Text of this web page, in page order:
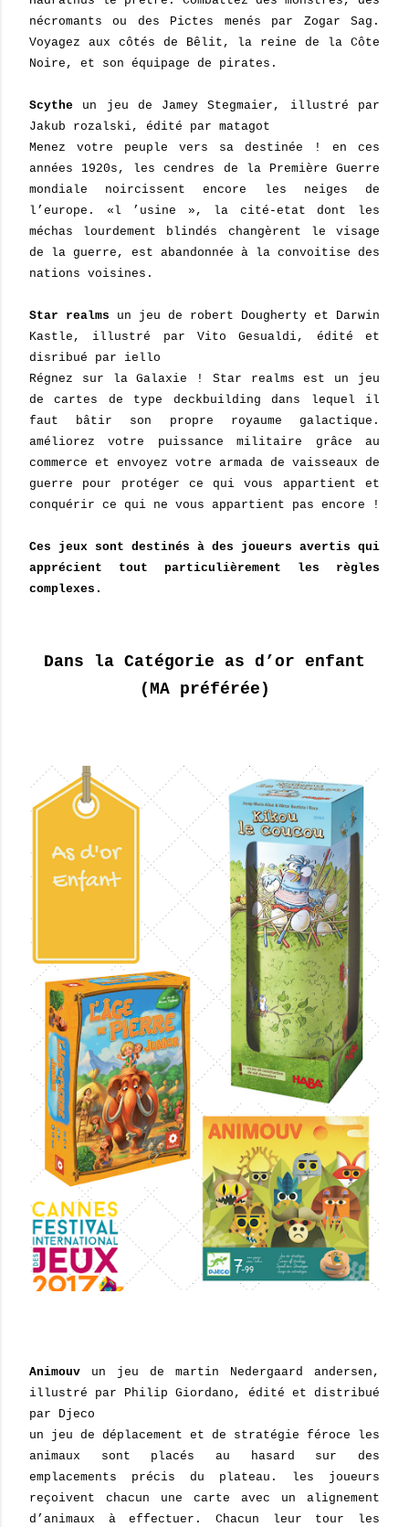
nécromants ou des Pictes menés par Zogar Sag.
Voyagez aux côtés de Bêlit, la reine de la Côte
Noire, et son équipage de pirates.
Scythe un jeu de Jamey Stegmaier, illustré par
Jakub rozalski, édité par matagot
Menez votre peuple vers sa destinée ! en ces
années 1920s, les cendres de la Première Guerre
mondiale noircissent encore les neiges de
l’europe. «l ’usine », la cité-etat dont les
méchas lourdement blindés changèrent le visage
de la guerre, est abandonnée à la convoitise des
nations voisines.
Star realms un jeu de robert Dougherty et Darwin
Kastle, illustré par Vito Gesualdi, édité et
disribué par iello
Régnez sur la Galaxie ! Star realms est un jeu
de cartes de type deckbuilding dans lequel il
faut bâtir son propre royaume galactique.
améliorez votre puissance militaire grâce au
commerce et envoyez votre armada de vaisseaux de
guerre pour protéger ce qui vous appartient et
conquérir ce qui ne vous appartient pas encore !
Ces jeux sont destinés à des joueurs avertis qui
apprécient tout particulièrement les règles
complexes.
Dans la Catégorie as d’or enfant
(MA préférée)
Animouv un jeu de martin Nedergaard andersen,
illustré par Philip Giordano, édité et distribué
par Djeco
un jeu de déplacement et de stratégie féroce les
animaux sont placés au hasard sur des
emplacements précis du plateau. les joueurs
reçoivent chacun une carte avec un alignement
d’animaux à effectuer. Chacun leur tour les